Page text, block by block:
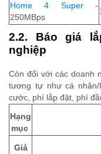
Home 4 Super-
250MBps
2.2. Báo giá
nghiệp
Còn đối với các doanh
tương tự như cá
cước, phí lắp đặt, phí
Hạng
mục
Giá